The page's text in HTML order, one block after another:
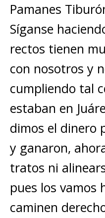
Pamanes
Síganse
rectos tienen
con nosotros y
cumpliendo tal
estaban en
dimos el dinero
y ganaron,
tratos ni
pues los vamos
caminen